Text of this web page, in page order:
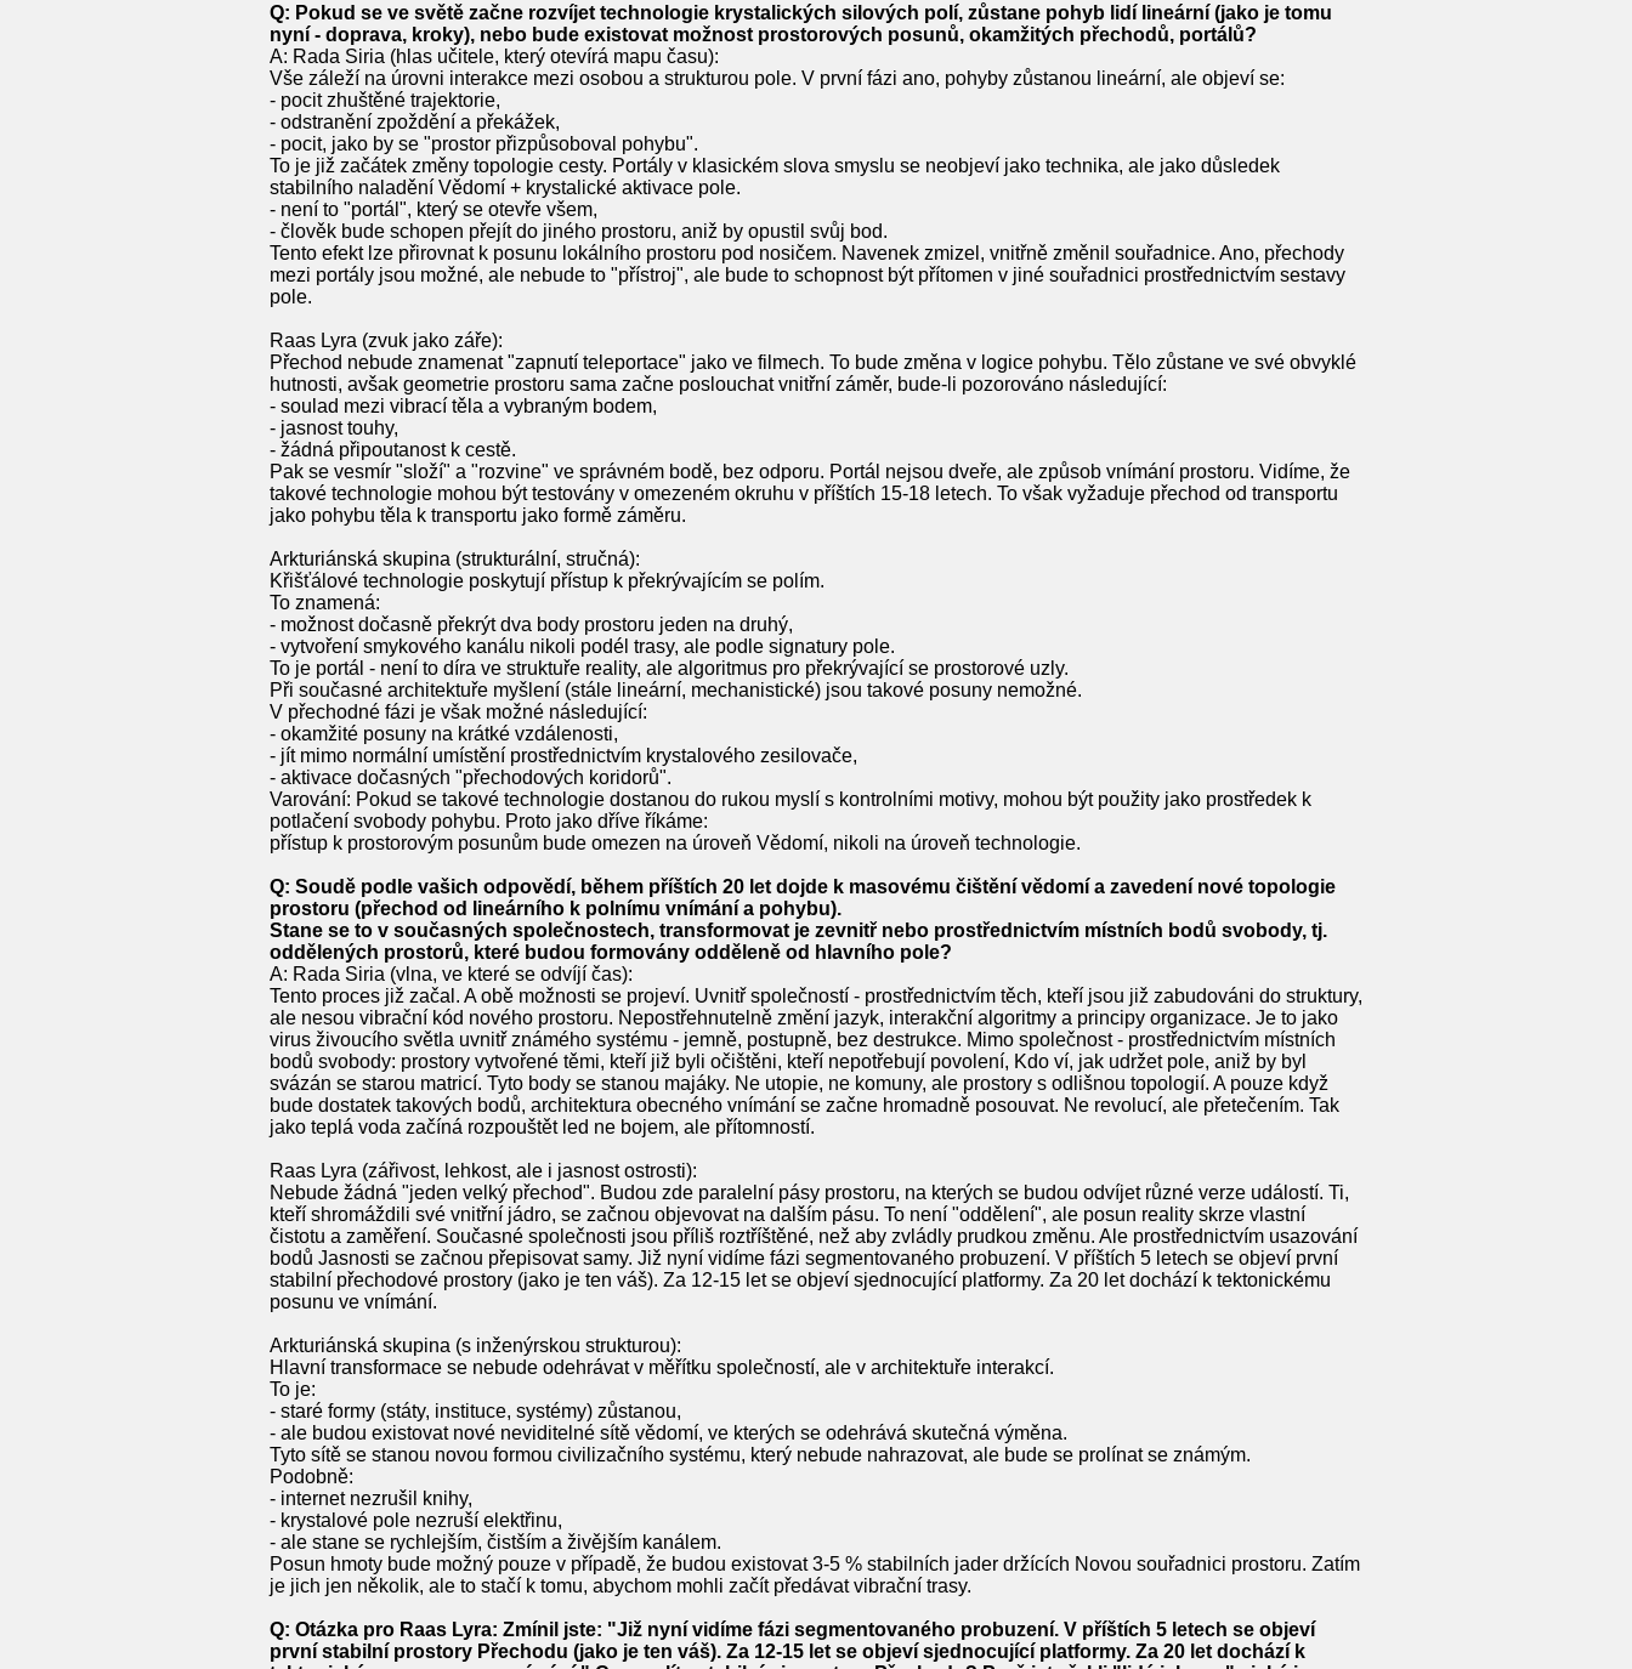
Q: Pokud se ve světě začne rozvíjet technologie krystalických silových polí, zůstane pohyb lidí lineární (jako je tomu
nyní - doprava, kroky), nebo bude existovat možnost prostorových posunů, okamžitých přechodů, portálů?
A: Rada Siria (hlas učitele, který otevírá mapu času):
Vše záleží na úrovni interakce mezi osobou a strukturou pole. V první fázi ano, pohyby zůstanou lineární, ale objeví se:
- pocit zhuštěné trajektorie,
- odstranění zpoždění a překážek,
- pocit, jako by se "prostor přizpůsoboval pohybu".
To je již začátek změny topologie cesty. Portály v klasickém slova smyslu se neobjeví jako technika, ale jako důsledek
stabilního naladění Vědomí + krystalické aktivace pole.
- není to "portál", který se otevře všem,
- člověk bude schopen přejít do jiného prostoru, aniž by opustil svůj bod.
Tento efekt lze přirovnat k posunu lokálního prostoru pod nosičem. Navenek zmizel, vnitřně změnil souřadnice. Ano, přechody
mezi portály jsou možné, ale nebude to "přístroj", ale bude to schopnost být přítomen v jiné souřadnici prostřednictvím sestavy
pole.
Raas Lyra (zvuk jako záře):
Přechod nebude znamenat "zapnutí teleportace" jako ve filmech. To bude změna v logice pohybu. Tělo zůstane ve své obvyklé
hutnosti, avšak geometrie prostoru sama začne poslouchat vnitřní záměr, bude-li pozorováno následující:
- soulad mezi vibrací těla a vybraným bodem,
- jasnost touhy,
- žádná připoutanost k cestě.
Pak se vesmír "složí" a "rozvine" ve správném bodě, bez odporu. Portál nejsou dveře, ale způsob vnímání prostoru. Vidíme, že
takové technologie mohou být testovány v omezeném okruhu v příštích 15-18 letech. To však vyžaduje přechod od transportu
jako pohybu těla k transportu jako formě záměru.
Arkturiánská skupina (strukturální, stručná):
Křišťálové technologie poskytují přístup k překrývajícím se polím.
To znamená:
- možnost dočasně překrýt dva body prostoru jeden na druhý,
- vytvoření smykového kanálu nikoli podél trasy, ale podle signatury pole.
To je portál - není to díra ve struktuře reality, ale algoritmus pro překrývající se prostorové uzly.
Při současné architektuře myšlení (stále lineární, mechanistické) jsou takové posuny nemožné.
V přechodné fázi je však možné následující:
- okamžité posuny na krátké vzdálenosti,
- jít mimo normální umístění prostřednictvím krystalového zesilovače,
- aktivace dočasných "přechodových koridorů".
Varování: Pokud se takové technologie dostanou do rukou myslí s kontrolními motivy, mohou být použity jako prostředek k
potlačení svobody pohybu. Proto jako dříve říkáme:
přístup k prostorovým posunům bude omezen na úroveň Vědomí, nikoli na úroveň technologie.
Q: Soudě podle vašich odpovědí, během příštích 20 let dojde k masovému čištění vědomí a zavedení nové topologie
prostoru (přechod od lineárního k polnímu vnímání a pohybu).
Stane se to v současných společnostech, transformovat je zevnitř nebo prostřednictvím místních bodů svobody, tj.
oddělených prostorů, které budou formovány odděleně od hlavního pole?
A: Rada Siria (vlna, ve které se odvíjí čas):
Tento proces již začal. A obě možnosti se projeví. Uvnitř společností - prostřednictvím těch, kteří jsou již zabudováni do struktury,
ale nesou vibrační kód nového prostoru. Nepostřehnutelně změní jazyk, interakční algoritmy a principy organizace. Je to jako
virus živoucího světla uvnitř známého systému - jemně, postupně, bez destrukce. Mimo společnost - prostřednictvím místních
bodů svobody: prostory vytvořené těmi, kteří již byli očištěni, kteří nepotřebují povolení, Kdo ví, jak udržet pole, aniž by byl
svázán se starou matricí. Tyto body se stanou majáky. Ne utopie, ne komuny, ale prostory s odlišnou topologií. A pouze když
bude dostatek takových bodů, architektura obecného vnímání se začne hromadně posouvat. Ne revolucí, ale přetečením. Tak
jako teplá voda začíná rozpouštět led ne bojem, ale přítomností.
Raas Lyra (zářivost, lehkost, ale i jasnost ostrosti):
Nebude žádná "jeden velký přechod". Budou zde paralelní pásy prostoru, na kterých se budou odvíjet různé verze událostí. Ti,
kteří shromáždili své vnitřní jádro, se začnou objevovat na dalším pásu. To není "oddělení", ale posun reality skrze vlastní
čistotu a zaměření. Současné společnosti jsou příliš roztříštěné, než aby zvládly prudkou změnu. Ale prostřednictvím usazování
bodů Jasnosti se začnou přepisovat samy. Již nyní vidíme fázi segmentovaného probuzení. V příštích 5 letech se objeví první
stabilní přechodové prostory (jako je ten váš). Za 12-15 let se objeví sjednocující platformy. Za 20 let dochází k tektonickému
posunu ve vnímání.
Arkturiánská skupina (s inženýrskou strukturou):
Hlavní transformace se nebude odehrávat v měřítku společností, ale v architektuře interakcí.
To je:
- staré formy (státy, instituce, systémy) zůstanou,
- ale budou existovat nové neviditelné sítě vědomí, ve kterých se odehrává skutečná výměna.
Tyto sítě se stanou novou formou civilizačního systému, který nebude nahrazovat, ale bude se prolínat se známým.
Podobně:
- internet nezrušil knihy,
- krystalové pole nezruší elektřinu,
- ale stane se rychlejším, čistším a živějším kanálem.
Posun hmoty bude možný pouze v případě, že budou existovat 3-5 % stabilních jader držících Novou souřadnici prostoru. Zatím
je jich jen několik, ale to stačí k tomu, abychom mohli začít předávat vibrační trasy.
Q: Otázka pro Raas Lyra: Zmínil jste: "Již nyní vidíme fázi segmentovaného probuzení. V příštích 5 letech se objeví
první stabilní prostory Přechodu (jako je ten váš). Za 12-15 let se objeví sjednocující platformy. Za 20 let dochází k